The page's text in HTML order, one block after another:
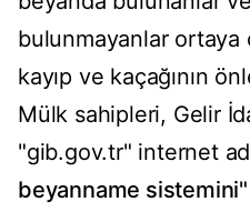
bulunmayanlar ortaya
kayıp ve kaçağının
Mülk sahipleri, Gelir
"gib.gov.tr" internet
beyanname sistemini"